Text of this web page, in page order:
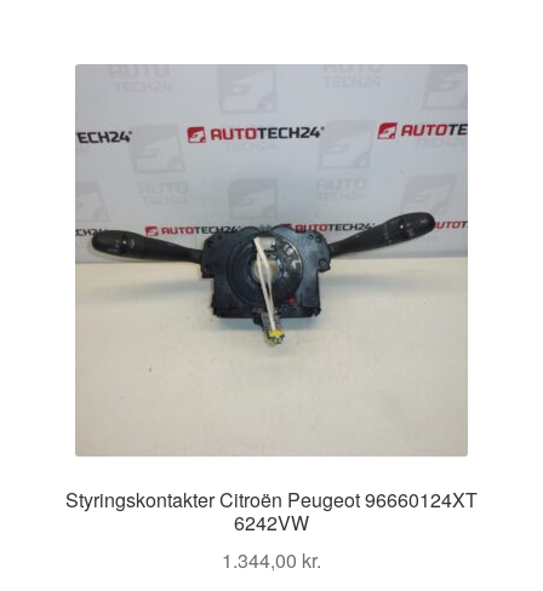
Styringskontakter Citroën Peugeot 96660124XT
6242VW
1.344,00 kr.